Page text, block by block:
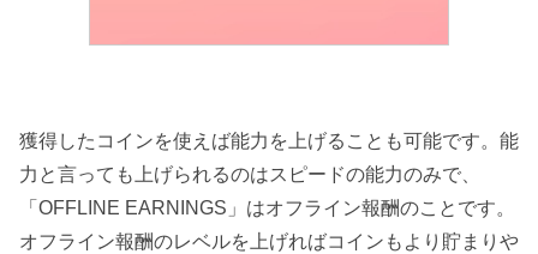
獲得したコインを使えば能力を上げることも可能です。能
力と言っても上げられるのはスピードの能力のみで、
「OFFLINE EARNINGS」はオフライン報酬のことです。
オフライン報酬のレベルを上げればコインもより貯まりや